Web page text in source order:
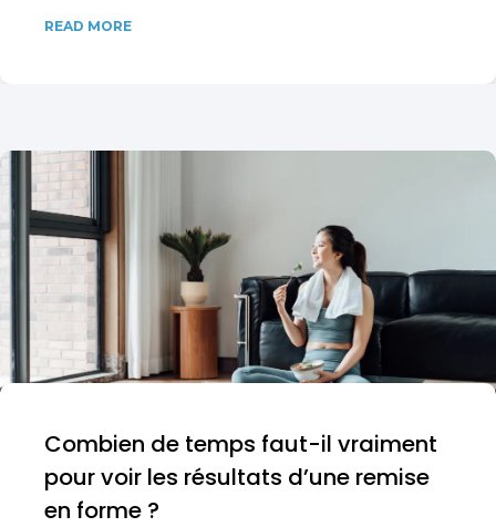
READ MORE
Combien de temps faut-il vraiment
pour voir les résultats d’une remise
en forme ?